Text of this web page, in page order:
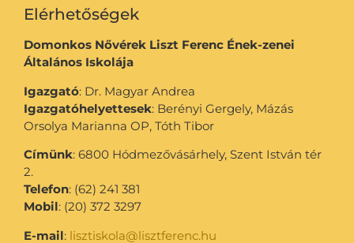
Elérhetőségek
Domonkos Nővérek Liszt Ferenc Ének-zenei
Általános Iskolája
Igazgató: Dr. Magyar Andrea
Igazgatóhelyettesek: Berényi Gergely, Mázás
Orsolya Marianna OP, Tóth Tibor
Címünk: 6800 Hódmezővásárhely, Szent István tér
2.
Telefon: (62) 241 381
Mobil: (20) 372 3297
E-mail: lisztiskola@lisztferenc.hu